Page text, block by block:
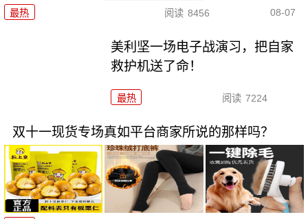
最热 阅读 8456 08-07
美利坚一场电子战演习，把自家
救护机送了命！
最热 阅读 7224
双十一现货专场真如平台商家所说的那样吗？